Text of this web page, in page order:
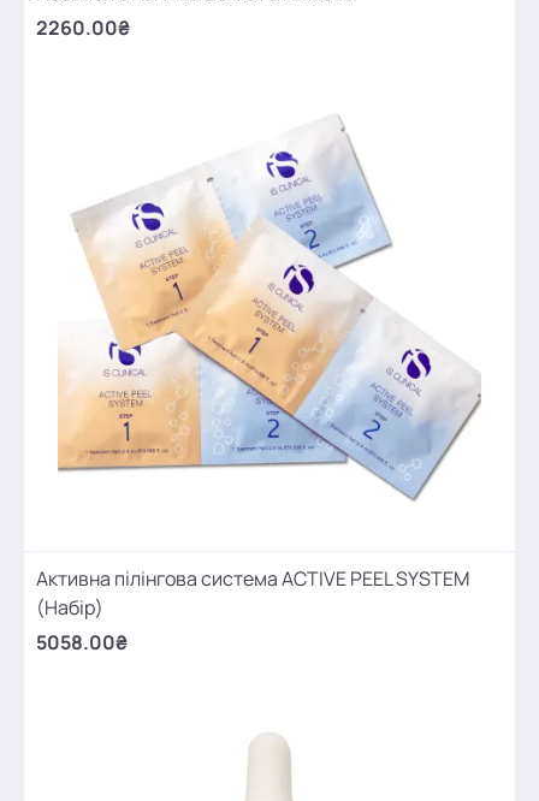
2260.00₴
Активна пілінгова система ACTIVE PEEL SYSTEM
(Набір)
5058.00₴